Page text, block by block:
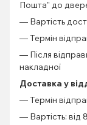
Пошта" до
— Вартість
— Термін
— Після
накладної
Доставка у
— Термін
— Вартість: від